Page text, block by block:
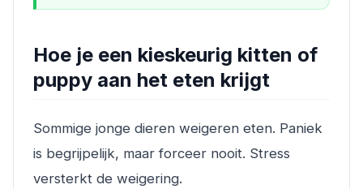
Hoe je een kieskeurig kitten of
puppy aan het eten krijgt
Sommige jonge dieren weigeren eten. Paniek
is begrijpelijk, maar forceer nooit. Stress
versterkt de weigering.